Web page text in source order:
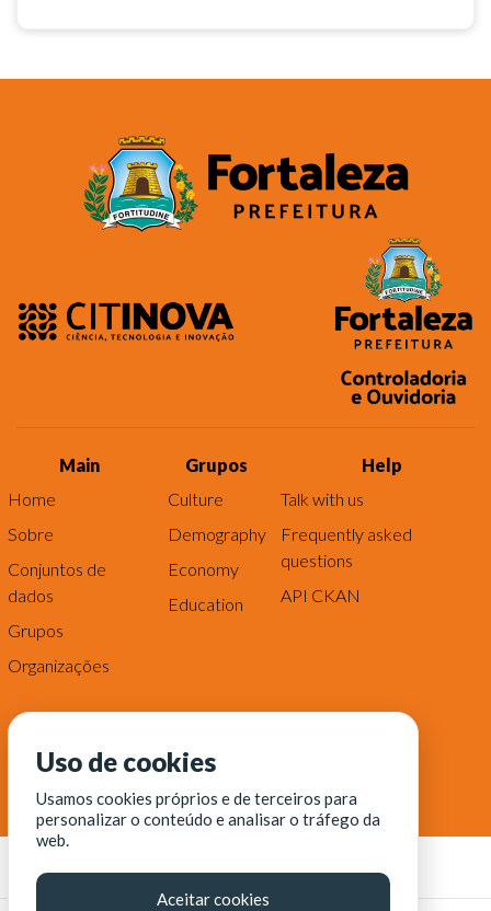
Main
Home
Sobre
Conjuntos de
dados
Grupos
Organizações
Grupos
Culture
Demography
Economy
Education
Help
Talk with us
Frequently asked
questions
API CKAN
Uso de cookies
Usamos cookies próprios e de terceiros para
personalizar o conteúdo e analisar o tráfego da
web.
Aceitar cookies